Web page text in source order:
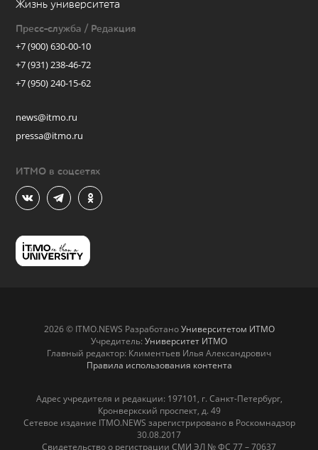
Жизнь университета
Пресс-служба / Редакция
+7 (900) 630-00-10
+7 (931) 238-46-72
+7 (950) 240-15-62
news@itmo.ru
pressa@itmo.ru
ИТМО в соцсетях
2026 © ITMO.NEWS РазработаноУниверситетом ИТМО
Учредитель: Университет ИТМО
Главный редактор: Климентьев Илья Александрович
Правила использования контента
Адрес учредителя и редакции: 197101, г. Санкт-Петербург,
Кронверкский проспект, д. 49
Сетевое издание ITMO.NEWS зарегистрировано в Роскомнадзор
30.08.2017
Свидетельство о регистрации СМИ ЭЛ № ФС 77 – 70637